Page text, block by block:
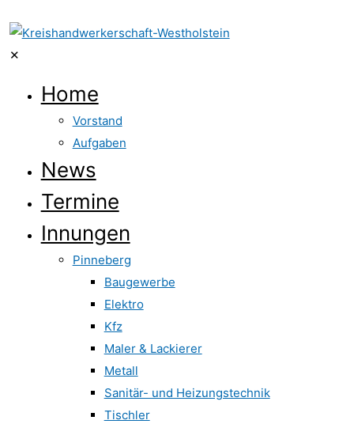
✕
Home
Vorstand
Aufgaben
News
Termine
Innungen
Pinneberg
Baugewerbe
Elektro
Kfz
Maler & Lackierer
Metall
Sanitär- und Heizungstechnik
Tischler